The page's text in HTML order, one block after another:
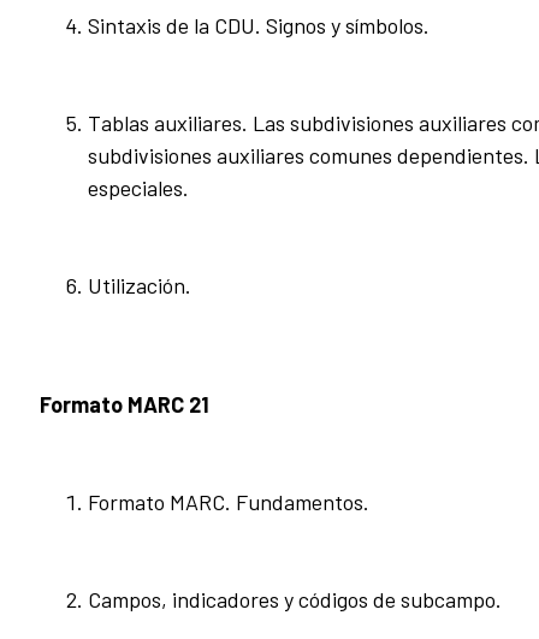
Sintaxis de la CDU. Signos y símbolos.
Tablas auxiliares. Las subdivisiones auxiliares
subdivisiones auxiliares comunes dependientes.
especiales.
Utilización.
Formato MARC 21
Formato MARC. Fundamentos.
Campos, indicadores y códigos de subcampo.